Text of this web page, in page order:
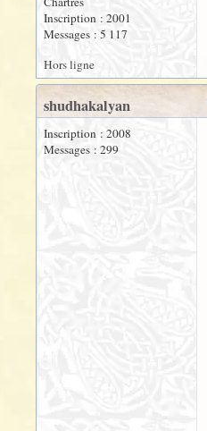
Inscription : 2001
Messages : 5 117
Hors ligne
shudhakalyan
Inscription : 2008
Messages : 299